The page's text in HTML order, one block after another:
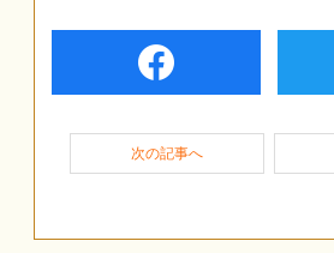
facebook
次の記事へ